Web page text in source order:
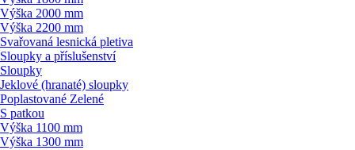
Výška 2000 mm
Výška 2200 mm
Svařovaná lesnická pletiva
Sloupky a příslušenství
Sloupky
Jeklové (hranaté) sloupky
Poplastované Zelené
S patkou
Výška 1100 mm
Výška 1300 mm